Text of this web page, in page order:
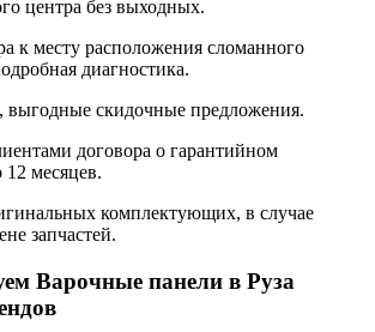
центра без выходных.
к месту расположения сломанного
диагностика.
скидочные предложения.
договора о гарантийном
месяцев.
комплектующих, в случае
запчастей.
Варочные панели в Руза